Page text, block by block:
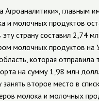
Агроаналитики», главным
и молочных продуктов
эту страну составил 2,74
молочных продуктов на
которая отправила
на сумму 1,98 млн
занять второе место в
молока и молочных